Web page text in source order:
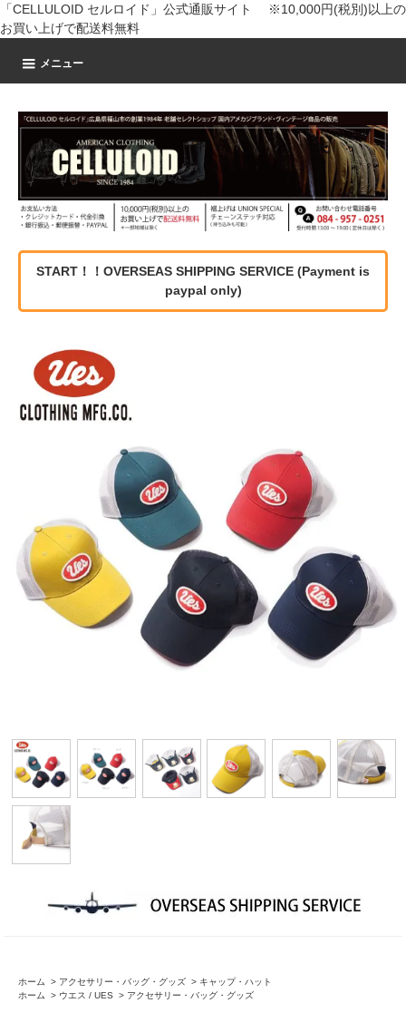
「CELLULOID セルロイド」公式通販サイト ※10,000円(税別)以上の
お買い上げで配送料無料
メニュー
START！！OVERSEAS SHIPPING SERVICE (Payment is
paypal only)
ホーム > アクセサリー・バッグ・グッズ > キャップ・ハット
ホーム
> ウエス / UES > アクセサリー・バッグ・グッズ